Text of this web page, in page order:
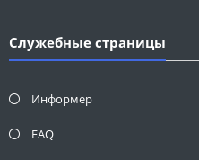
Служебные страницы
Информер
FAQ